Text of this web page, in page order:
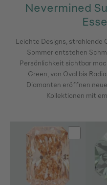
Nevermined
Leichte Designs, strahlende
Sommer entstehen
Persönlichkeit sichtbar
Green, von Oval bis
Diamanten eröffnen
Kollektionen mit
Produktgalerie überspringen